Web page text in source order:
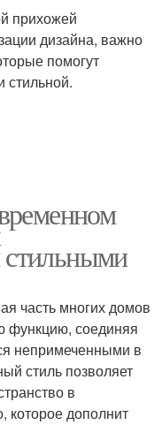
прихожей
дизайна, важно
помогут
стильной.
часть многих домов
функцию, соединяя
непримеченными в
стиль позволяет
в
которое дополнит